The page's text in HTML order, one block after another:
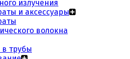
излучения
и аксессуары
волокна
трубы